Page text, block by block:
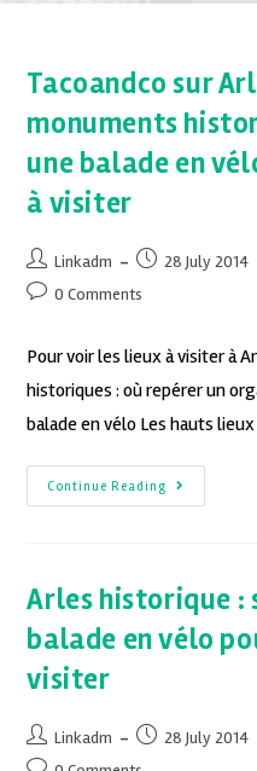
Tacoandco sur
monuments
une balade en
à visiter
Linkadm 28 July 2014
0 Comments
Pour voir les lieux à visiter à
historiques : où repérer un
balade en vélo Les hauts
Continue Reading
Arles historique
balade en vélo
visiter
Linkadm 28 July 2014